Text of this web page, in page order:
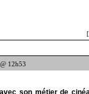
12h53
son métier de